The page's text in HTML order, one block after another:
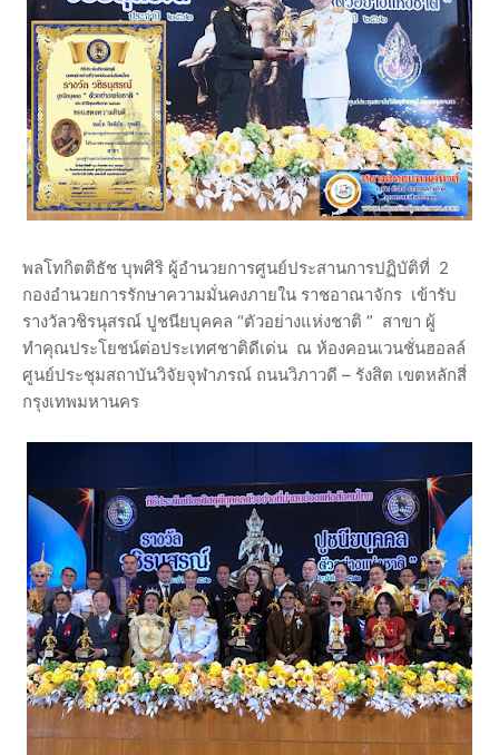
พลโทกิตติธัช บุพศิริ ผู้อำนวยการศูนย์ประสานการปฏิบัติที่ 2
กองอำนวยการรักษาความมั่นคงภายใน ราชอาณาจักร เข้ารับ
รางวัลวชิรนุสรณ์ ปูชนียบุคคล “ตัวอย่างแห่งชาติ ” สาขา ผู้
ทำคุณประโยชน์ต่อประเทศชาติดีเด่น ณ ห้องคอนเวนชั่นฮอลล์
ศูนย์ประชุมสถาบันวิจัยจุฬาภรณ์ ถนนวิภาวดี – รังสิต เขตหลักสี่
กรุงเทพมหานคร